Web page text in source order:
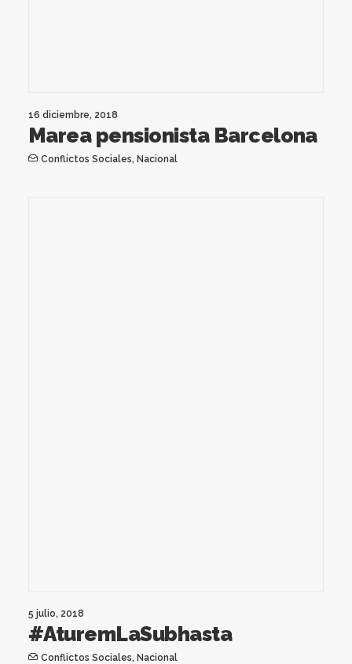
16 diciembre, 2018
Marea pensionista Barcelona
Conflictos Sociales, Nacional
5 julio, 2018
#AturemLaSubhasta
Conflictos Sociales, Nacional